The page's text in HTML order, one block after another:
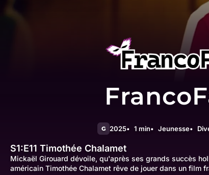
G 2025 1 min Jeunesse
S1:E11 Timothée Chalamet
Mickaël Girouard dévoile, qu'après ses grands succès
américain Timothée Chalamet rêve de jouer dans un film